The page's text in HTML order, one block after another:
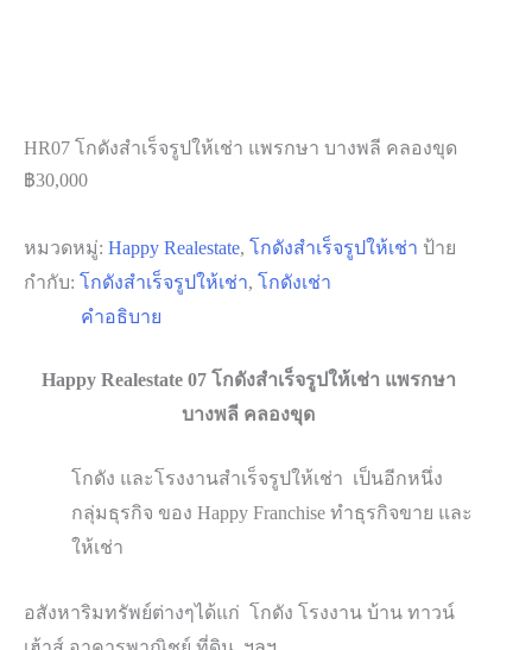
HR07 โกดังสำเร็จรูปให้เช่า แพรกษา บางพลี คลองขุด
฿30,000
หมวดหมู่: Happy Realestate, โกดังสำเร็จรูปให้เช่า ป้าย
กำกับ: โกดังสำเร็จรูปให้เช่า, โกดังเช่า
คำอธิบาย
Happy Realestate 07 โกดังสำเร็จรูปให้เช่า แพรกษา
บางพลี​ คลองขุด
โกดัง และโรงงานสำเร็จรูปให้เช่า เป็นอีกหนึ่ง
กลุ่มธุรกิจ ของ Happy Franchise ทำธุรกิจขาย และ
ให้เช่า
อสังหาริมทรัพย์ต่างๆได้แก่ โกดัง โรงงาน บ้าน ทาวน์